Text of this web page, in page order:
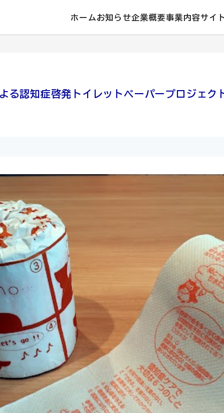
ホーム お知らせ企業概要事業内容サイ
る認知症啓発トイレットペーパープロジェク